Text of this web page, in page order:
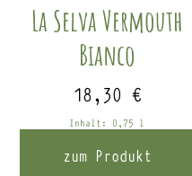
La Selva Vermouth
Bianco
18,30 €
Inhalt: 0,75 l
zum Produkt